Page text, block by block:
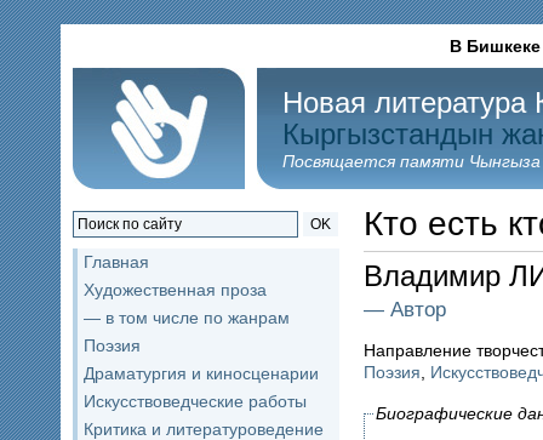
В Бишкеке
Новая литература
Кыргызстандын
Посвящается памяти
OK
Главная
Художественная проза
— в том числе по жанрам
Поэзия
Драматургия и киносценарии
Искусствоведческие работы
Критика и литературоведение
Кто есть
Владимир
— Автор
Направление
Поэзия
Биографические